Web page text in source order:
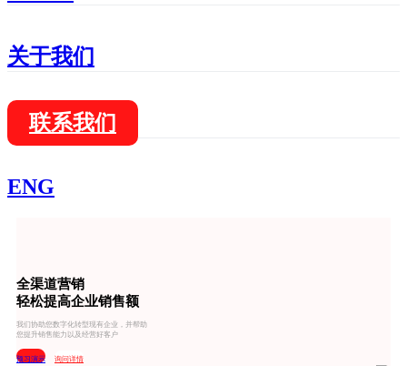
关于我们
联系我们
ENG
全渠道营销
轻松提高企业销售额
我们协助您数字化转型现有企业，并帮助
您提升销售能力以及经营好客户
预习演示 询问详情